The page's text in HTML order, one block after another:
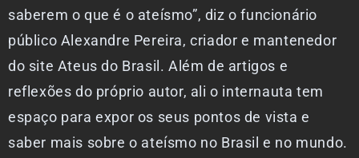
saberem o que é o ateísmo”, diz o funcionário
público Alexandre Pereira, criador e mantenedor
do site Ateus do Brasil. Além de artigos e
reflexões do próprio autor, ali o internauta tem
espaço para expor os seus pontos de vista e
saber mais sobre o ateísmo no Brasil e no mundo.